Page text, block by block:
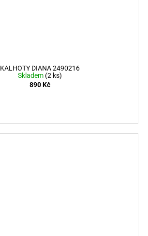
KALHOTY DIANA 2490216
Skladem (2 ks)
890 Kč